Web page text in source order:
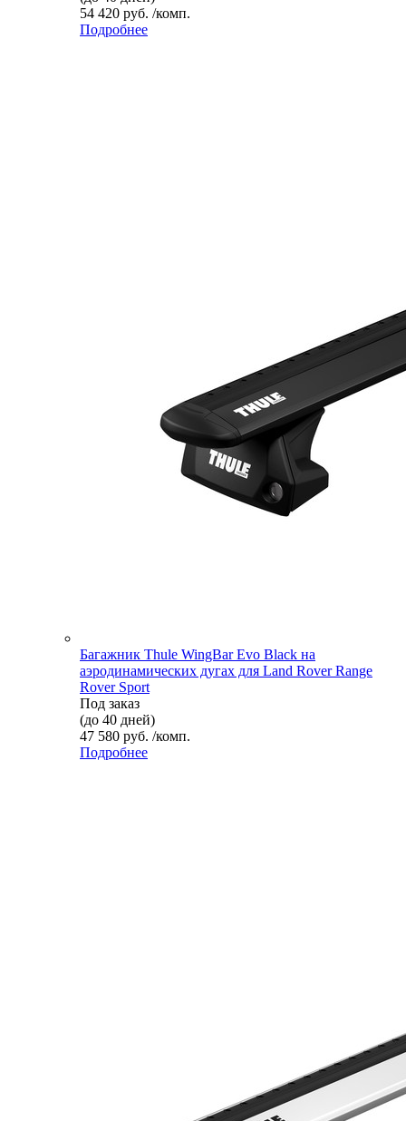
54 420 руб. /комп.
Подробнее
Багажник Thule WingBar Evo Black на
аэродинамических дугах для Land Rover Range
Rover Sport
Под заказ
(до 40 дней)
47 580 руб. /комп.
Подробнее